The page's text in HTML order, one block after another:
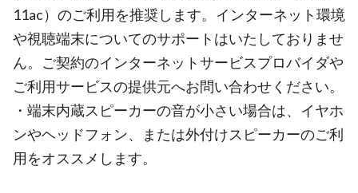
11ac）のご利用を推奨します。インターネット環境
や視聴端末についてのサポートはいたしておりませ
ん。ご契約のインターネットサービスプロバイダや
ご利用サービスの提供元へお問い合わせください。
・端末内蔵スピーカーの音が小さい場合は、イヤホ
ンやヘッドフォン、または外付けスピーカーのご利
用をオススメします。